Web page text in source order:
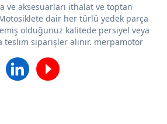
ve aksesuarları ithalat ve toptan
Motosiklete dair her türlü yedek parça
olduğunuz kalitede persiyel veya
teslim siparişler alınır. merpamotor